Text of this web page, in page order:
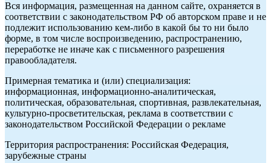
Вся информация, размещенная на данном сайте, охраняется в
соответствии с законодательством РФ об авторском праве и не
подлежит использованию кем-либо в какой бы то ни было
форме, в том числе воспроизведению, распространению,
переработке не иначе как с письменного разрешения
правообладателя.
Примерная тематика и (или) специализация:
информационная, информационно-аналитическая,
политическая, образовательная, спортивная, развлекательная,
культурно-просветительская, реклама в соответствии с
законодательством Российской Федерации о рекламе
Территория распространения: Российская Федерация,
зарубежные страны